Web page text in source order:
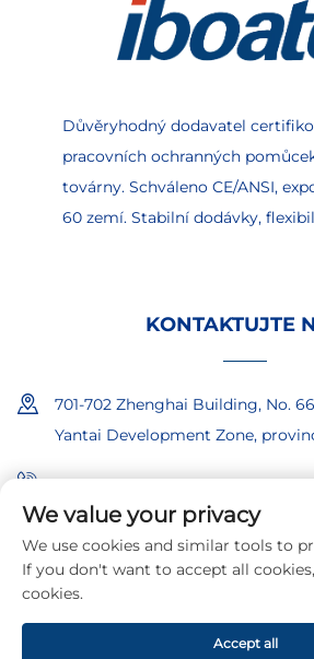
Důvěryhodný dodavatel
pracovních ochranných
továrny. Schváleno CE/ANSI,
60 zemí. Stabilní dodávky,
KONTAKTUJTE
701-702 Zhenghai Building, No.
Yantai Development Zone,
+86-18865557722
+86-18865522722
[email protected]
Autorská práva © 2026 společnosti
We value your privacy
We use cookies and similar tools to
If you don't want to accept all
cookies.
Accept all